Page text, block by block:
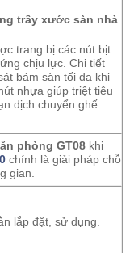
trầy xước sàn nhà
trang bị các nút bịt
chịu lực. Chi tiết
bám sàn tối đa khi
nhựa giúp triệt tiêu
dịch chuyển ghế.
phòng GT08 khi
chính là giải pháp chỗ
gian.
lắp đặt, sử dụng.